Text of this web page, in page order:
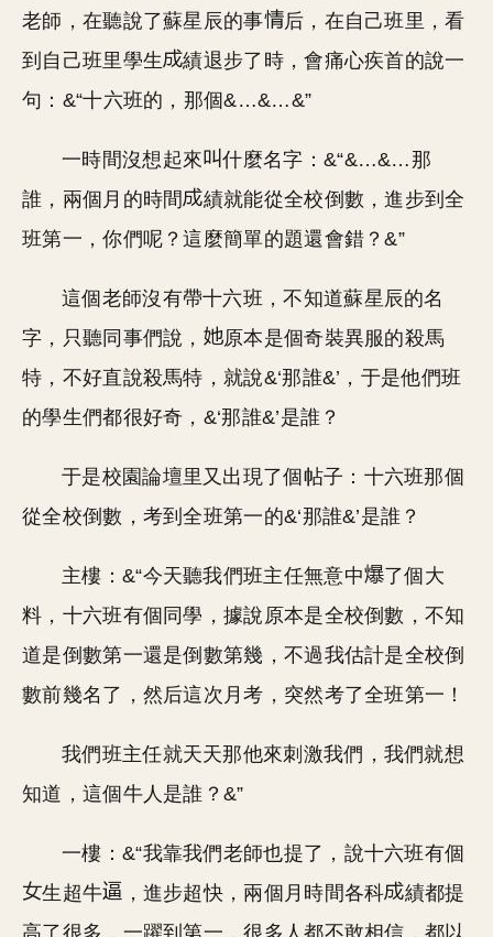
老師，在聽說了蘇星辰的事
后，在自己班里，看
到自己班里學生
績退步了時，會痛心疾首的說一
句：&“十六班的，那個&…&…&”
一時間沒想起來
什麼名字：&“&…&…那
誰，兩個月的時間
績就能從全校倒數，進步到全
班第一，你們呢？這麼簡單的題還會錯？&”
這個老師沒有帶十六班，不知道蘇星辰的名
字，只聽同事們說，
原本是個奇裝異服的殺馬
特，不好直說殺馬特，就說&‘那誰&’，于是他們班
的學生們都很好奇，&‘那誰&’是誰？
于是校園論壇里又出現了個帖子：十六班那個
從全校倒數，考到全班第一的&‘那誰&’是誰？
主樓：&“今天聽我們班主任無意中
了個大
料，十六班有個同學，據說原本是全校倒數，不知
道是倒數第一還是倒數第幾，不過我估計是全校倒
數前幾名了，然后這次月考，突然考了全班第一！
我們班主任就天天那他來刺激我們，我們就想
知道，這個牛人是誰？&”
一樓：&“我靠我們老師也提了，說十六班有個
生超牛
，進步超快，兩個月時間各科
績都提
高了很多，一躍到第一，很多人都不敢相信，都以